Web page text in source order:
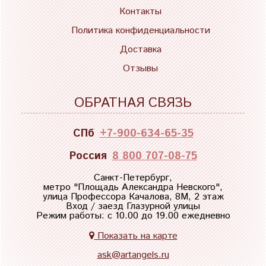
Контакты
Политика конфиденциальности
Доставка
Отзывы
ОБРАТНАЯ СВЯЗЬ
СПб +7-900-634-65-35
Россия 8 800 707-08-75
Санкт-Петербург,
метро "Площадь Александра Невского",
улица Профессора Качалова, 8М, 2 этаж
Вход / заезд Глазурной улицы
Режим работы: с 10.00 до 19.00 ежедневно
Показать на карте
ask@artangels.ru